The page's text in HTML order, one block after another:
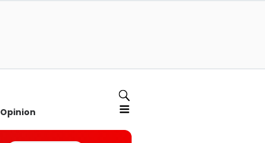
Opinion